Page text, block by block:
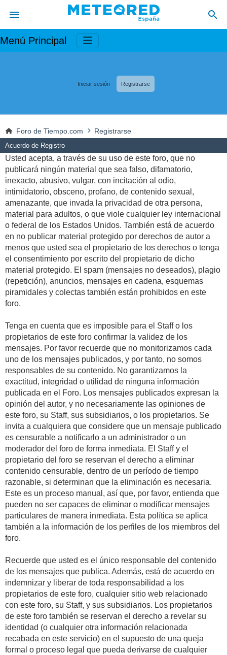
Menú Principal
Iniciar sesión Registrarse
Foro de Tiempo.com Registrarse
Acuerdo de Registro
Usted acepta, a través de su uso de este foro, que no
publicará ningún material que sea falso, difamatorio,
inexacto, abusivo, vulgar, con incitación al odio,
intimidatorio, obsceno, profano, de contenido sexual,
amenazante, que invada la privacidad de otra persona,
material para adultos, o que viole cualquier ley internacional
o federal de los Estados Unidos. También está de acuerdo
en no publicar material protegido por derechos de autor a
menos que usted sea el propietario de los derechos o tenga
el consentimiento por escrito del propietario de dicho
material protegido. El spam (mensajes no deseados), plagio
(repetición), anuncios, mensajes en cadena, esquemas
piramidales y colectas también están prohibidos en este
foro.
Tenga en cuenta que es imposible para el Staff o los
propietarios de este foro confirmar la validez de los
mensajes. Por favor recuerde que no monitorizamos cada
uno de los mensajes publicados, y por tanto, no somos
responsables de su contenido. No garantizamos la
exactitud, integridad o utilidad de ninguna información
publicada en el Foro. Los mensajes publicados expresan la
opinión del autor, y no necesariamente las opiniones de
este foro, su Staff, sus subsidiarios, o los propietarios. Se
invita a cualquiera que considere que un mensaje publicado
es censurable a notificarlo a un administrador o un
moderador del foro de forma inmediata. El Staff y el
propietario del foro se reservan el derecho a eliminar
contenido censurable, dentro de un período de tiempo
razonable, si determinan que la eliminación es necesaria.
Este es un proceso manual, así que, por favor, entienda que
pueden no ser capaces de eliminar o modificar mensajes
particulares de manera inmediata. Esta política se aplica
también a la información de los perfiles de los miembros del
foro.
Recuerde que usted es el único responsable del contenido
de los mensajes que publica. Además, está de acuerdo en
indemnizar y liberar de toda responsabilidad a los
propietarios de este foro, cualquier sitio web relacionado
con este foro, su Staff, y sus subsidiarios. Los propietarios
de este foro también se reservan el derecho a revelar su
identidad (o cualquier otra información relacionada
recabada en este servicio) en el supuesto de una queja
formal o proceso legal que pueda derivarse de cualquier